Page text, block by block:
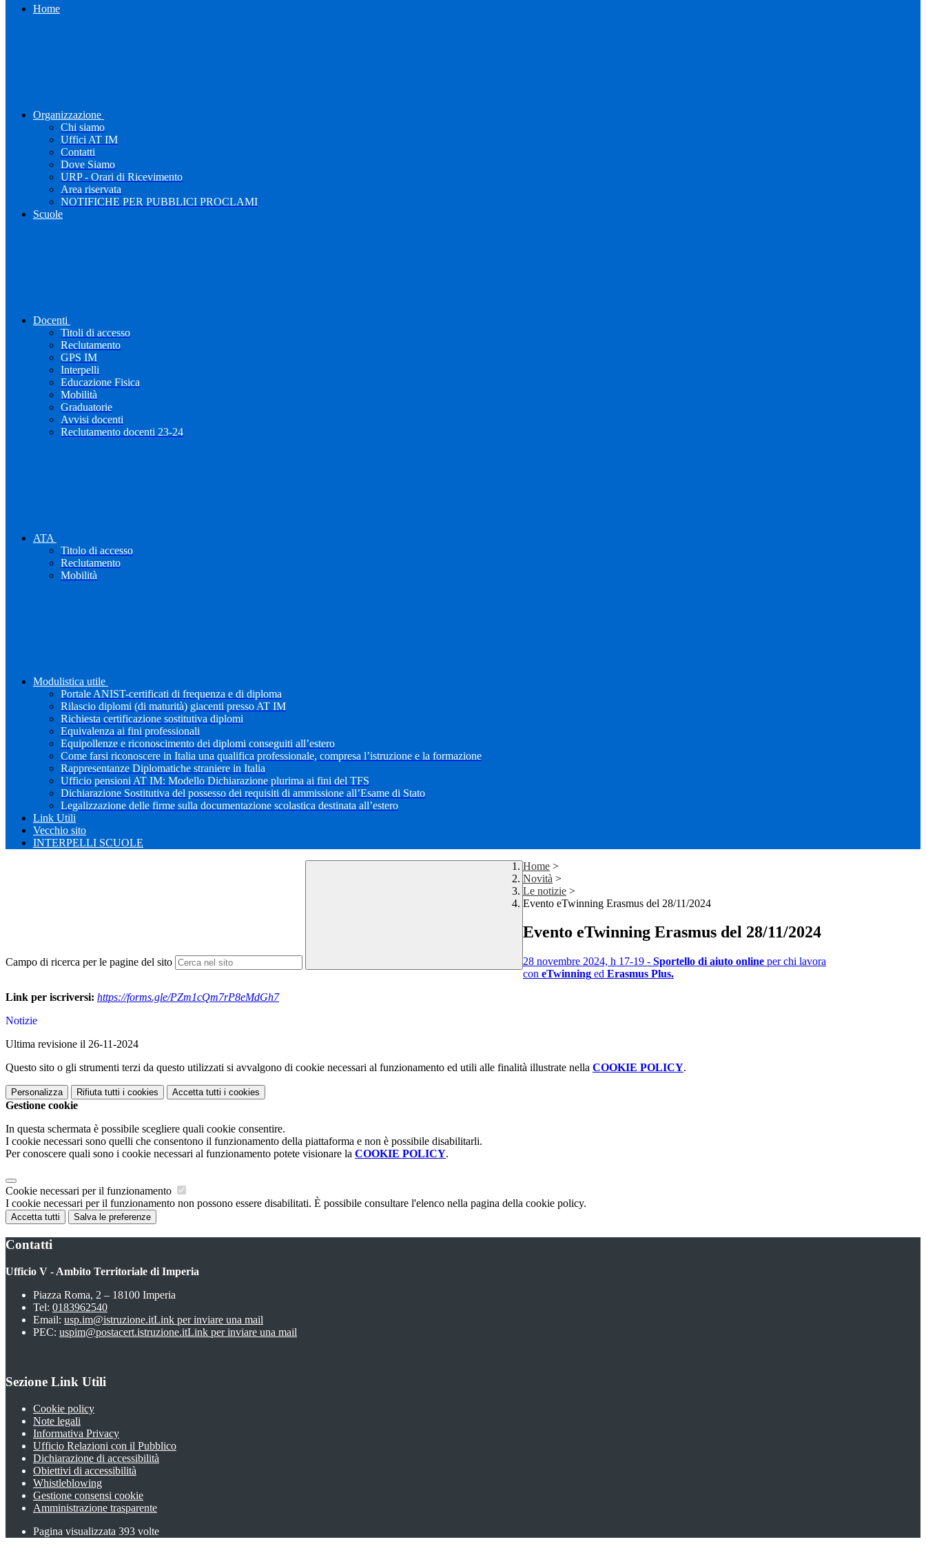
Home
Organizzazione
Chi siamo
Uffici AT IM
Contatti
Dove Siamo
URP - Orari di Ricevimento
Area riservata
NOTIFICHE PER PUBBLICI PROCLAMI
Scuole
Docenti
Titoli di accesso
Reclutamento
GPS IM
Interpelli
Educazione Fisica
Mobilità
Graduatorie
Avvisi docenti
Reclutamento docenti 23-24
ATA
Titolo di accesso
Reclutamento
Mobilità
Modulistica utile
Portale ANIST-certificati di frequenza e di diploma
Rilascio diplomi (di maturità) giacenti presso AT IM
Richiesta certificazione sostitutiva diplomi
Equivalenza ai fini professionali
Equipollenze e riconoscimento dei diplomi conseguiti all’estero
Come farsi riconoscere in Italia una qualifica professionale, compresa l’istruzione e la formazione
Rappresentanze Diplomatiche straniere in Italia
Ufficio pensioni AT IM: Modello Dichiarazione plurima ai fini del TFS
Dichiarazione Sostitutiva del possesso dei requisiti di ammissione all’Esame di Stato
Legalizzazione delle firme sulla documentazione scolastica destinata all’estero
Link Utili
Vecchio sito
INTERPELLI SCUOLE
Campo di ricerca per le pagine del sito
Home >
Novità >
Le notizie >
Evento eTwinning Erasmus del 28/11/2024
Evento eTwinning Erasmus del 28/11/2024
28 novembre 2024, h 17-19 - Sportello di aiuto online per chi lavora
con eTwinning ed Erasmus Plus.
Link per iscriversi: https://forms.gle/PZm1cQm7rP8eMdGh7
Notizie
Ultima revisione il 26-11-2024
Questo sito o gli strumenti terzi da questo utilizzati si avvalgono di cookie necessari al funzionamento ed utili alle finalità illustrate nella COOKIE POLICY.
Personalizza Rifiuta tutti i cookies Accetta tutti i cookies
Gestione cookie
In questa schermata è possibile scegliere quali cookie consentire.
I cookie necessari sono quelli che consentono il funzionamento della piattaforma e non è possibile disabilitarli.
Per conoscere quali sono i cookie necessari al funzionamento potete visionare la COOKIE POLICY.
Cookie necessari per il funzionamento
I cookie necessari per il funzionamento non possono essere disabilitati. È possibile consultare l'elenco nella pagina della cookie policy.
Accetta tutti Salva le preferenze
Contatti
Ufficio V - Ambito Territoriale di Imperia
Piazza Roma, 2 – 18100 Imperia
Tel: 0183962540
Email: usp.im@istruzione.itLink per inviare una mail
PEC: uspim@postacert.istruzione.itLink per inviare una mail
Sezione Link Utili
Cookie policy
Note legali
Informativa Privacy
Ufficio Relazioni con il Pubblico
Dichiarazione di accessibilità
Obiettivi di accessibilità
Whistleblowing
Gestione consensi cookie
Amministrazione trasparente
Pagina visualizzata 393 volte